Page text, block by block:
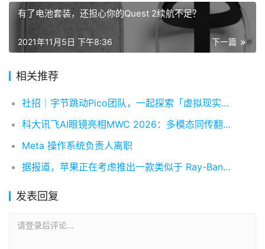
有了电池套装，还担心你的Quest 2续航不足？
下一篇
2021年11月5日 下午8:36
相关推荐
社招｜字节跳动Pico团队，一起探索「虚拟现实」新世界！
科大讯飞AI眼镜亮相MWC 2026：多模态同传翻译+仅重40克
Meta 操作系统负责人离职
据报道，苹果正在考虑推出一款类似于 Ray-Ban 智能眼镜的产品
发表回复
请登录后评论...